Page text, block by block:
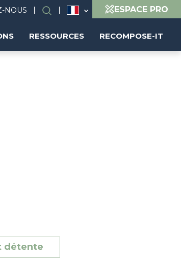
NOUS Rechercher ESPACE PRO
RESSOURCES RECOMPOSE-IT
détente